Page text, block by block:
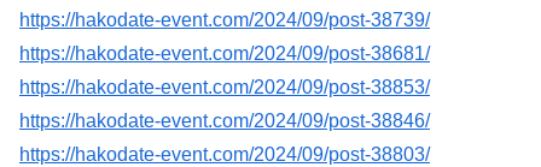
https://hakodate-event.com/2024/09/post-38739/
https://hakodate-event.com/2024/09/post-38681/
https://hakodate-event.com/2024/09/post-38853/
https://hakodate-event.com/2024/09/post-38846/
https://hakodate-event.com/2024/09/post-38803/